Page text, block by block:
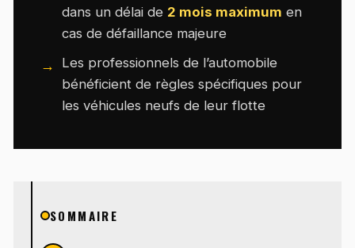
dans un délai de 2 mois maximum en
cas de défaillance majeure
Les professionnels de l’automobile
bénéficient de règles spécifiques pour
les véhicules neufs de leur flotte
SOMMAIRE